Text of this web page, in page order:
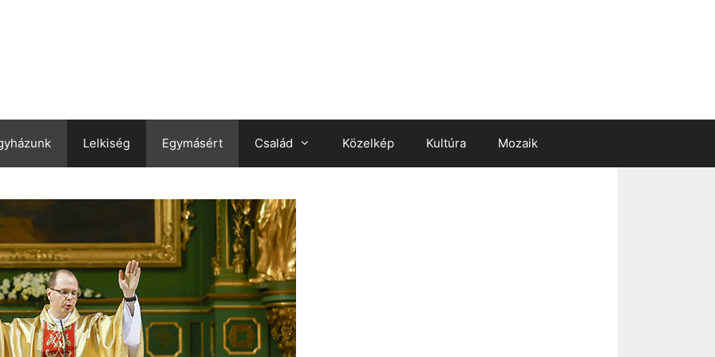
Lelkiség Egymásért Család Közelkép Kultúra Mozaik